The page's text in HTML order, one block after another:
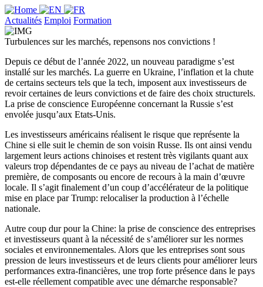
Actualités Emploi Formation
Turbulences sur les marchés, repensons nos convictions !
Depuis ce début de l’année 2022, un nouveau paradigme s’est
installé sur les marchés. La guerre en Ukraine, l’inflation et la chute
de certains secteurs tels que la tech, imposent aux investisseurs de
revoir certaines de leurs convictions et de faire des choix structurels.
La prise de conscience Européenne concernant la Russie s’est
envolée jusqu’aux Etats-Unis.
Les investisseurs américains réalisent le risque que représente la
Chine si elle suit le chemin de son voisin Russe. Ils ont ainsi vendu
largement leurs actions chinoises et restent très vigilants quant aux
valeurs trop dépendantes de ce pays au niveau de l’achat de matière
première, de composants ou encore de recours à la main d’œuvre
locale. Il s’agit finalement d’un coup d’accélérateur de la politique
mise en place par Trump: relocaliser la production à l’échelle
nationale.
Autre coup dur pour la Chine: la prise de conscience des entreprises
et investisseurs quant à la nécessité de s’améliorer sur les normes
sociales et environnementales. Alors que les entreprises sont sous
pression de leurs investisseurs et de leurs clients pour améliorer leurs
performances extra-financières, une trop forte présence dans le pays
est-elle réellement compatible avec une démarche responsable?